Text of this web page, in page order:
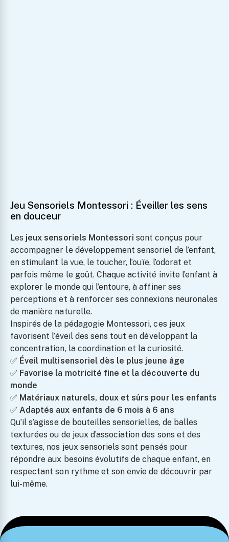
Jeu Sensoriels Montessori : Éveiller les sens
en douceur
Les jeux sensoriels Montessori sont conçus pour
accompagner le développement sensoriel de l’enfant,
en stimulant la vue, le toucher, l’ouïe, l’odorat et
parfois même le goût. Chaque activité invite l’enfant à
explorer le monde qui l’entoure, à affiner ses
perceptions et à renforcer ses connexions neuronales
de manière naturelle.
Inspirés de la pédagogie Montessori, ces jeux
favorisent l’éveil des sens tout en développant la
concentration, la coordination et la curiosité.
✅ Éveil multisensoriel dès le plus jeune âge
✅ Favorise la motricité fine et la découverte du
monde
✅ Matériaux naturels, doux et sûrs pour les enfants
✅Adaptés aux enfants de 6 mois à 6 ans
Qu’il s’agisse de bouteilles sensorielles, de balles
texturées ou de jeux d’association des sons et des
textures, nos jeux sensoriels sont pensés pour
répondre aux besoins évolutifs de chaque enfant, en
respectant son rythme et son envie de découvrir par
lui-même.